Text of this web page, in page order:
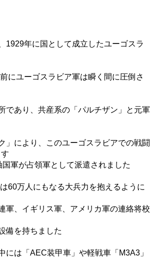
1929年に国として成立したユーゴスラ
にユーゴスラビア軍は瞬く間に圧倒さ
であり、共産系の「パルチザン」と元軍
」により、このユーゴスラビアでの戦闘
軍が占領軍として派遣されました
60万人にもなる大兵力を抱えるように
軍、イギリス軍、アメリカ軍の連絡将校
備を持ちました
は「AEC装甲車」や軽戦車「M3A3」